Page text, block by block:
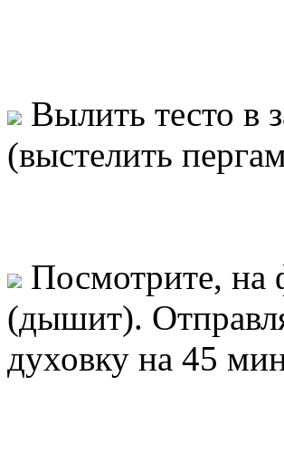
Вылить тесто в
(выстелить
Посмотрите, на
(дышит).
духовку на 45